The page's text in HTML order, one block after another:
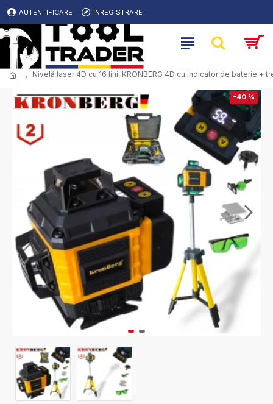
AUTENTIFICARE ÎNREGISTRARE
Nivelă laser 4D cu 16 linii KRONBERG 4D cu indicator de baterie +
-40 %